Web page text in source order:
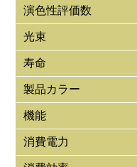
演色性評価数
光束
寿命
製品カラー
機能
消費電力